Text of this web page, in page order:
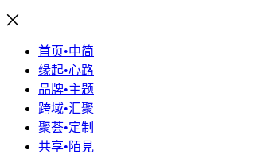
首页•中简
缘起•心路
品牌•主题
跨域•汇聚
聚荟•定制
共享•陌見